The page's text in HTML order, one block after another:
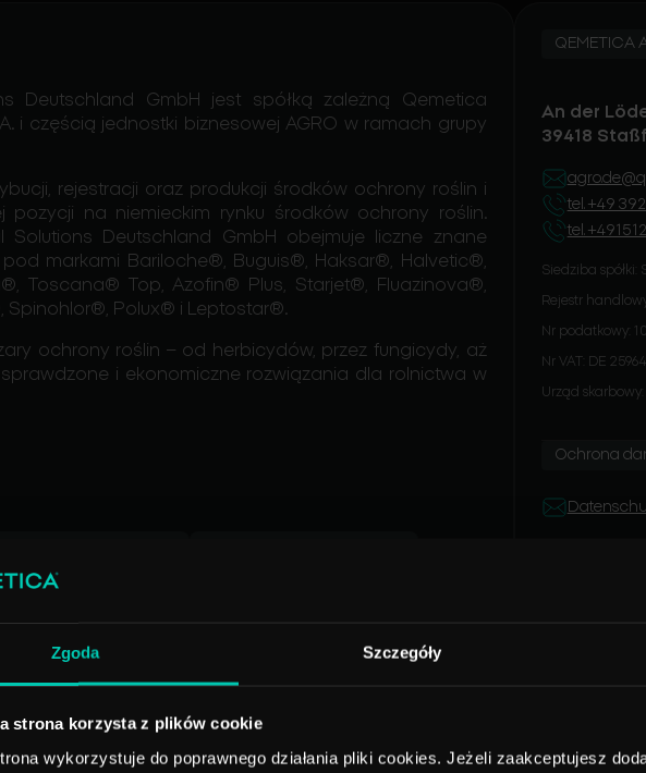
Zgoda Szczegóły
strona korzysta z plików cookie
wykorzystuje do poprawnego działania pliki cookies. Jeżeli zaakceptujesz
Deutschland GmbH jest spółką zależną Qemetica
i częścią jednostki biznesowej AGRO w ramach grupy
rejestracji oraz produkcji środków ochrony roślin i
na niemieckim rynku środków ochrony roślin.
Solutions Deutschland GmbH obejmuje liczne znane
markami Bariloche®, Buguis®, Haksar®, Halvetic®,
Toscana® Top, Azofin® Plus, Starjet®, Fluazinova®,
Spinohlor®, Polux® i Leptostar®.
ochrony roślin – od herbicydów, przez fungicydy, aż
i ekonomiczne rozwiązania dla rolnictwa w
Zarządzający
QEMETICA
An der
39418
tel. +49
tel.
Siedziba spółki:
Rejestr
Nr podatkowy:
Nr VAT: DE
Urząd
Ochrona